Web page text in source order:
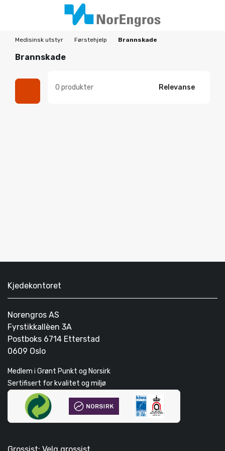
Medisinsk utstyr Førstehjelp Brannskade
Brannskade
0 produkter Relevanse
Kjedekontoret
Norengros AS
Fyrstikkallèen 3A
Postboks 6714 Etterstad
0609 Oslo
Medlem i Grønt Punkt og Norsirk
Sertifisert for kvalitet og miljø